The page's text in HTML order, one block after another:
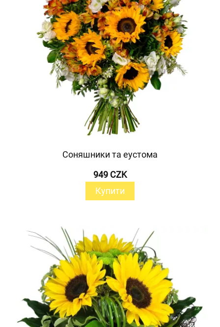
Соняшники та еустома
949 CZK
Купити